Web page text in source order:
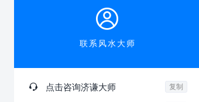

联系风水大师
 点击咨询济谦大师 复制